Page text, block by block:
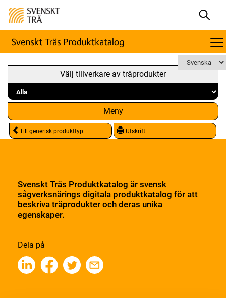
Välj tillverkare av träprodukter
Meny
Till generisk produkttyp Utskrift
Svenskt Träs Produktkatalog är svensk
sågverksnärings digitala produktkatalog för att
beskriva träprodukter och deras unika
egenskaper.
Dela på